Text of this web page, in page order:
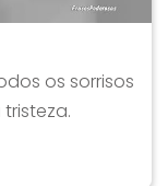
os sorrisos